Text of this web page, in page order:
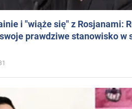
i "wiąże się" z Rosjanami:
prawdziwe stanowisko w